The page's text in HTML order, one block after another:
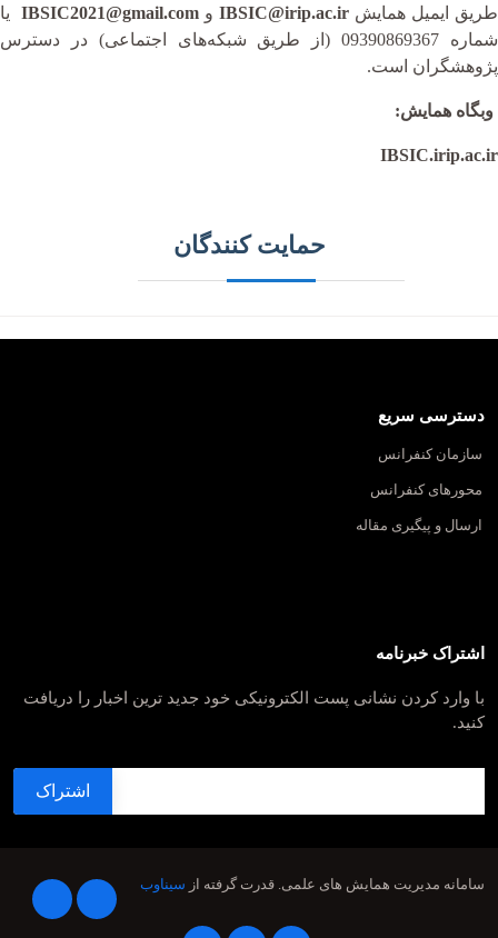
طریق ایمیل همایش IBSIC@irip.ac.ir و IBSIC2021@gmail.com یا
شماره 09390869367 (از طریق شبکه‌های اجتماعی) در دسترس
پژوهشگران است.
وبگاه همایش:
IBSIC.irip.ac.ir
حمایت کنندگان
دسترسی سریع
سازمان کنفرانس
محورهای کنفرانس
ارسال و پیگیری مقاله
اشتراک خبرنامه
با وارد کردن نشانی پست الکترونیکی خود جدید ترین اخبار را دریافت
کنید.
سامانه مدیریت همایش های علمی. قدرت گرفته از سیناوب